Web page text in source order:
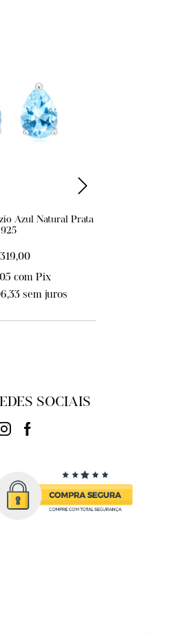
Azul Natural Prata
925
com Pix
sem juros
SOCIAIS